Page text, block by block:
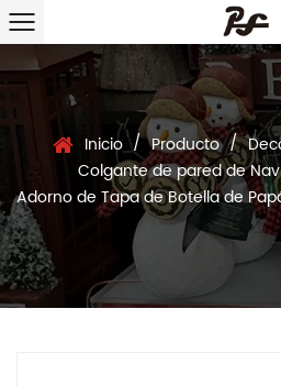
Inicio / Producto /
Colgante de pared de
Adorno de Tapa de Botella de